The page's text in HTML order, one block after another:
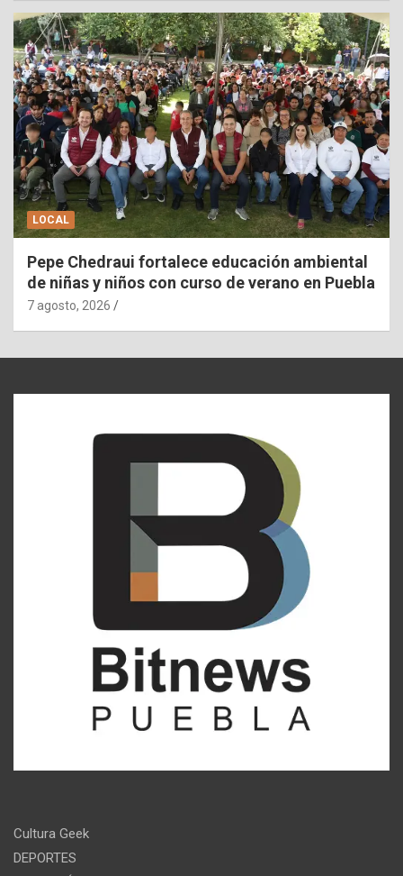
LOCAL
Pepe Chedraui fortalece educación ambiental
de niñas y niños con curso de verano en Puebla
7 agosto, 2026
Cultura Geek
DEPORTES